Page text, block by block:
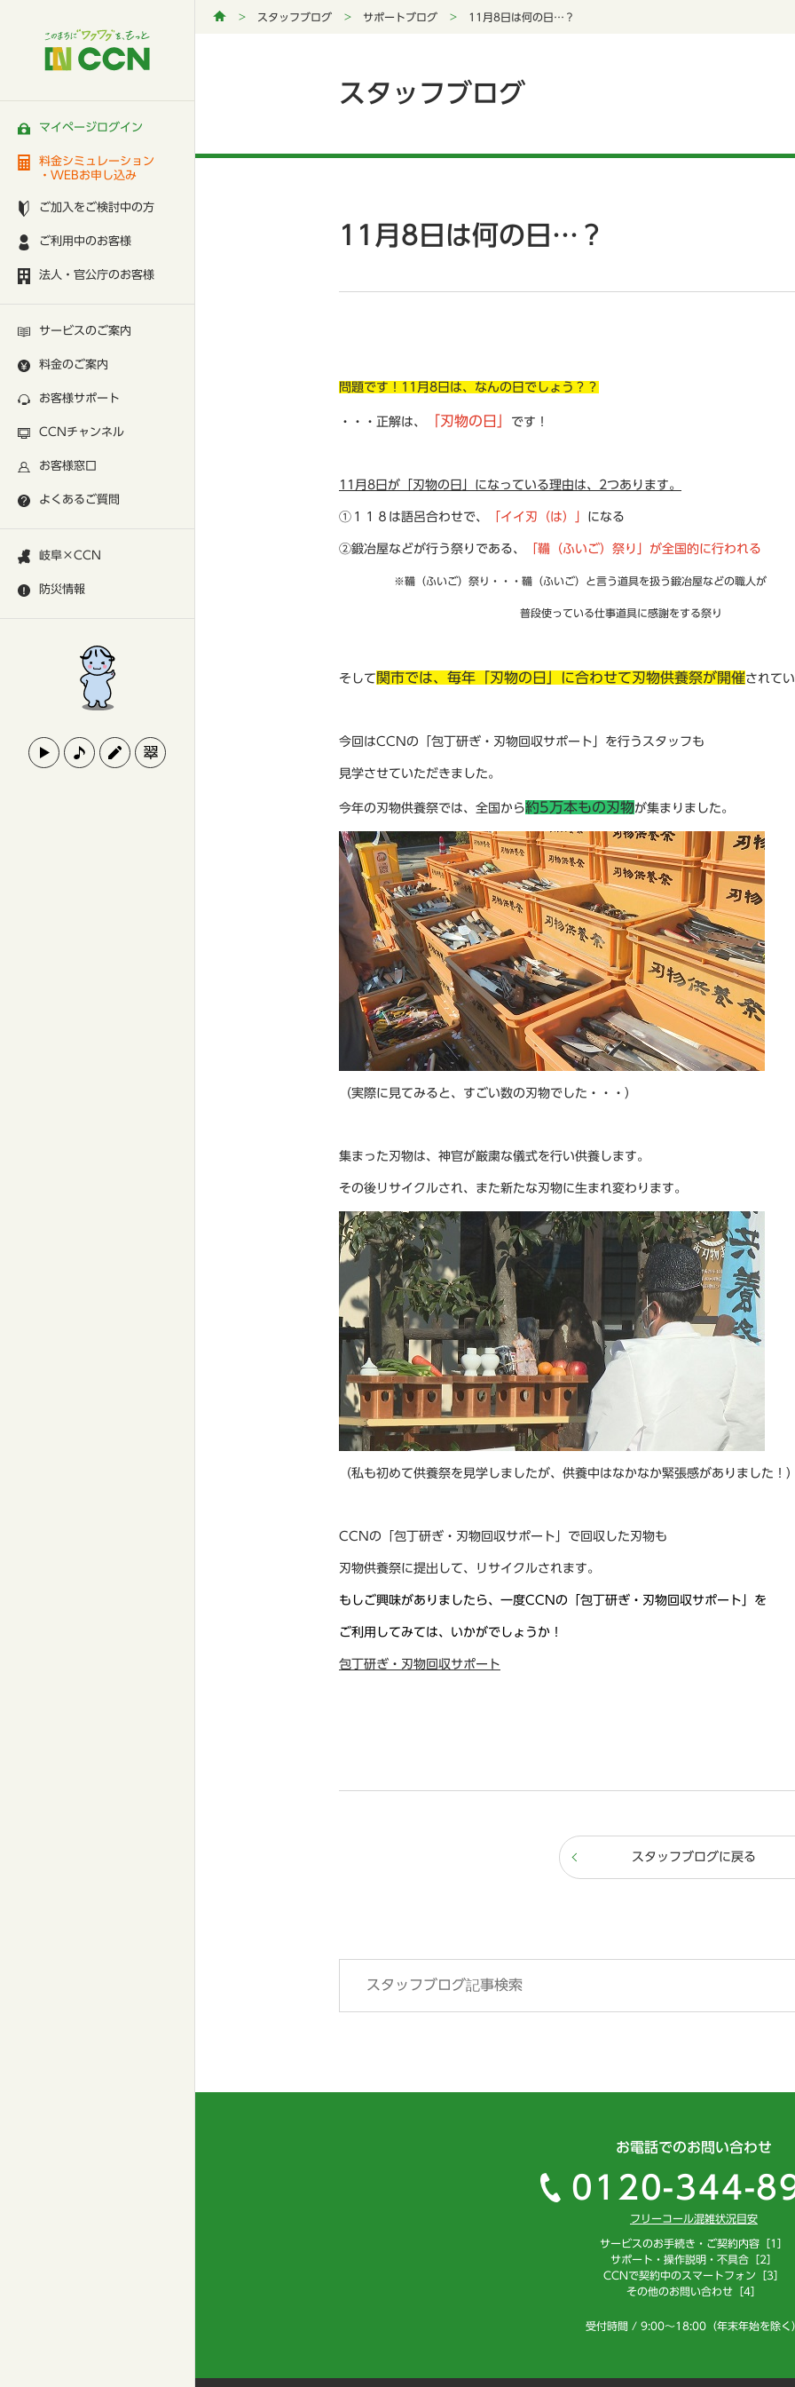
マイページログイン
料金シミュレーション
・WEBお申し込み
ご加入をご検討中の方
ご利用中のお客様
法人・官公庁のお客様
サービスのご案内
料金のご案内
お客様サポート
CCNチャンネル
お客様窓口
よくあるご質問
岐阜×CCN
防災情報
スタッフブログ サポートブログ 11月8日は何の日…？
スタッフブログ
11月8日は何の日…？
問題です！11月8日は、なんの日でしょう？？
・・・正解は、 「刃物の日」 です！
11月8日が「刃物の日」になっている理由は、2つあります。
①１１８は語呂合わせで、 「イイ刃（は）」 になる
②鍛冶屋などが行う祭りである、 「鞴（ふいご）祭り」が全国的に行われる
※鞴（ふいご）祭り・・・鞴（ふいご）と言う道具を扱う鍛冶屋などの職人が
普段使っている仕事道具に感謝をする祭り
そして 関市では、毎年「刃物の日」に合わせて刃物供養祭が開催されて
今回はCCNの「包丁研ぎ・刃物回収サポート」を行うスタッフも
見学させていただきました。
今年の刃物供養祭では、全国から約5万本もの刃物が集まりました。
（実際に見てみると、すごい数の刃物でした・・・）
集まった刃物は、神官が厳粛な儀式を行い供養します。
その後リサイクルされ、また新たな刃物に生まれ変わります。
（私も初めて供養祭を見学しましたが、供養中はなかなか緊張感がありました！
CCNの「包丁研ぎ・刃物回収サポート」で回収した刃物も
刃物供養祭に提出して、リサイクルされます。
もしご興味がありましたら、一度CCNの「包丁研ぎ・刃物回収サポート」を
ご利用してみては、いかがでしょうか！
包丁研ぎ・刃物回収サポート
スタッフブログに戻る
お電話でのお問い合わせ
0120-344-
フリーコール混雑状況目安
サービスのお手続き・ご契約内容［1］
サポート・操作説明・不具合［2］
CCNで契約中のスマートフォン［3］
その他のお問い合わせ［4］
受付時間 / 9:00～18:00（年末年始を除く